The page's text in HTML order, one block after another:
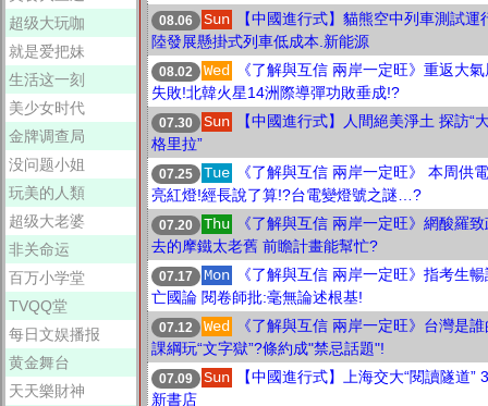
超级大玩咖
就是爱把妹
生活这一刻
美少女时代
金牌调查局
没问题小姐
玩美的人類
超级大老婆
非关命运
百万小学堂
TVQQ堂
每日文娱播报
黄金舞台
天天樂財神
08.06 Sun
【中國進行式】貓熊空中列車測試運
陸發展懸掛式列車低成本.新能源
08.02 Wed
《了解與互信 兩岸一定旺》重返大氣
失敗!北韓火星14洲際導彈功敗垂成!?
07.30 Sun
【中國進行式】人間絕美淨土 探訪“
格里拉”
07.25 Tue
《了解與互信 兩岸一定旺》 本周供
亮紅燈!經長說了算!?台電變燈號之謎…?
07.20 Thu
《了解與互信 兩岸一定旺》網酸羅致
去的摩鐵太老舊 前瞻計畫能幫忙?
07.17 Mon
《了解與互信 兩岸一定旺》指考生暢
亡國論 閱卷師批:毫無論述根基!
07.12 Wed
《了解與互信 兩岸一定旺》台灣是
課綱玩“文字獄”?條約成"禁忌話題"!
07.09 Sun
【中國進行式】上海交大“閱讀隧道”
新書店